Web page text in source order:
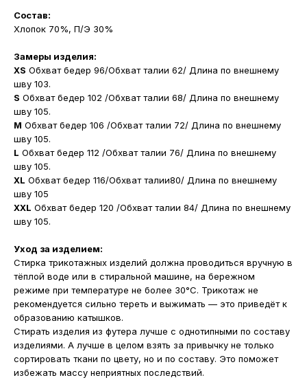
Состав:
Хлопок 70%, П/Э 30%
Замеры изделия:
XS Обхват бедер 96/Обхват талии 62/ Длина по внешнему
шву 103.
S Обхват бедер 102 /Обхват талии 68/ Длина по внешнему
шву 105.
M Обхват бедер 106 /Обхват талии 72/ Длина по внешнему
шву 105.
L Обхват бедер 112 /Обхват талии 76/ Длина по внешнему
шву 105.
XL Обхват бедер 116/Обхват талии80/ Длина по внешнему
шву 105
XXL Обхват бедер 120 /Обхват талии 84/ Длина по внешнему
шву 105.
Уход за изделием:
Стирка трикотажных изделий должна проводиться вручную в
тёплой воде или в стиральной машине, на бережном
режиме при температуре не более 30°С. Трикотаж не
рекомендуется сильно тереть и выжимать — это приведёт к
образованию катышков.
Стирать изделия из футера лучше с однотипными по составу
изделиями. А лучше в целом взять за привычку не только
сортировать ткани по цвету, но и по составу. Это поможет
избежать массу неприятных последствий.